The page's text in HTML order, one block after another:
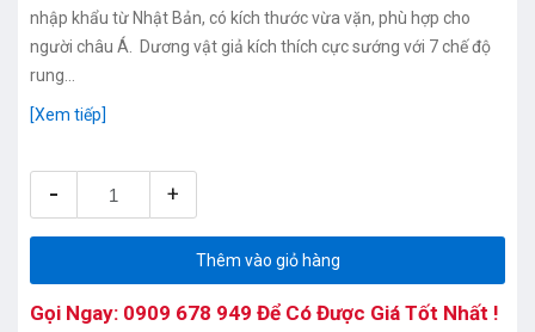
nhập khẩu từ Nhật Bản, có kích thước vừa vặn, phù hợp cho
người châu Á. Dương vật giả kích thích cực sướng với 7 chế độ
rung...
[Xem tiếp]
- +
Thêm vào giỏ hàng
Gọi Ngay: 0909 678 949 Để Có Được Giá Tốt Nhất !